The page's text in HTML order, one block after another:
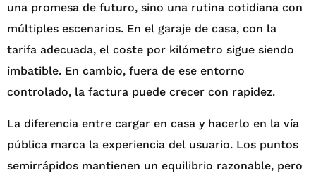
una promesa de futuro, sino una rutina cotidiana con
múltiples escenarios. En el garaje de casa, con la
tarifa adecuada, el coste por kilómetro sigue siendo
imbatible. En cambio, fuera de ese entorno
controlado, la factura puede crecer con rapidez.
La diferencia entre cargar en casa y hacerlo en la vía
pública marca la experiencia del usuario. Los puntos
semirrápidos mantienen un equilibrio razonable, pero